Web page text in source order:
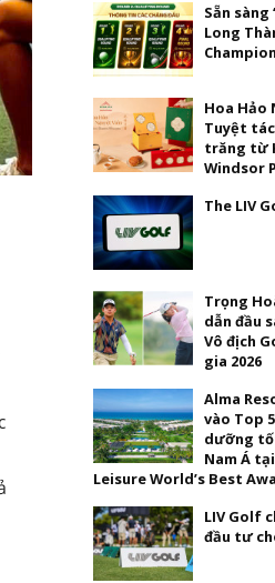
Sẵn sàng
Long
Hoa Hảo
Tuyệt
trăng từ
Windsor
The LIV
Trọng
dẫn đầu
Vô địch
gia 2026
Alma
vào Top
dưỡng
Nam Á
Leisure World’s Best
LIV Golf
đầu tư